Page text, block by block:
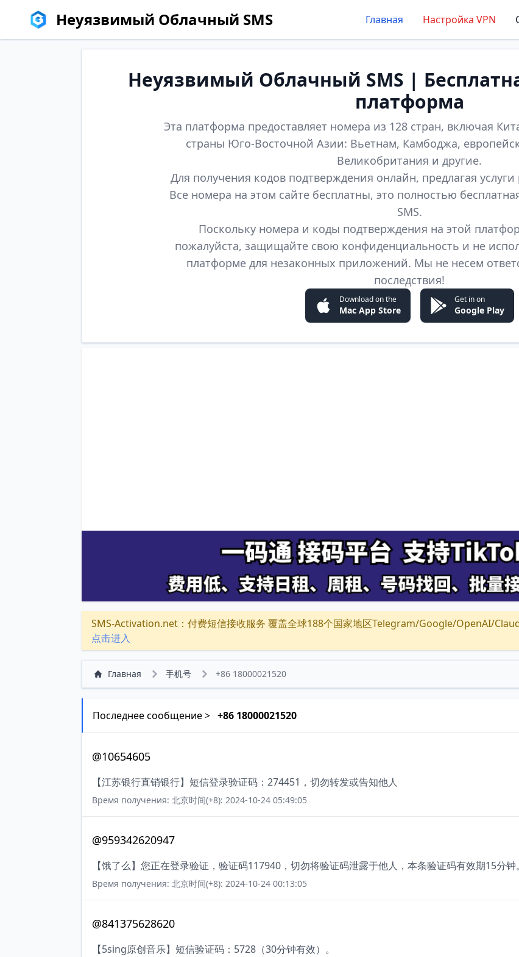
Неуязвимый Облачный SMS Главная Настройка VPN
Неуязвимый Облачный SMS |
платформа
Эта платформа предоставляет номера из 128 стран, включая
страны Юго-Восточной Азии: Вьетнам, Камбоджа,
Великобритания и другие.
Для получения кодов подтверждения онлайн, предлагая услуги
Все номера на этом сайте бесплатны, это полностью
SMS.
Поскольку номера и коды подтверждения на этой
пожалуйста, защищайте свою конфиденциальность и не
платформе для незаконных приложений. Мы не несем
последствия!
Download on the
Mac App Store
Get in on
Google Play
SMS-Activation.net：付费短信接收服务 覆盖全球188个国家地区Telegram/Google/OpenAI/
点击进入
Главная 手机号 +86 18000021520
Последнее сообщение > +86 18000021520
@10654605
【江苏银行直销银行】短信登录验证码：274451，切勿转发或告知他人
Время получения: 北京时间(+8): 2024-10-24 05:49:05
@959342620947
【饿了么】您正在登录验证，验证码117940，切勿将验证码泄露于他人，本条验证码有效期15分钟。
Время получения: 北京时间(+8): 2024-10-24 00:13:05
@841375628620
【5sing原创音乐】短信验证码：5728（30分钟有效）。